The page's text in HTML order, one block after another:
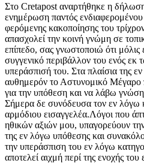
Στο Cretapost αναρτήθηκε η
ενημέρωση παντός
φερόμενης κακοποίησης του
απασχολεί την κοινή γνώμη σε
επίπεδο, σας γνωστοποιώ ότι
συγγενικό περιβάλλον του ενός
υπεράσπισή του. Στα πλαίσια της
αυθημερόν το Αστυνομικό
για την υπόθεση και να λάβω γνώση
Σήμερα δε συνόδευσα τον εν λόγω
αρμόδιου εισαγγελέα.Λόγοι που
ηθικών αξιών μου, υπαγορεύουν
της εν λόγω υπόθεσης και
την υπεράσπιση του εν λόγω
αποτελεί αιχμή περί της ενοχής